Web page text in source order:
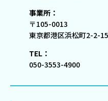
事業所：
〒105-0013
東京都港区浜松町2-2-
TEL：
050-3553-4900